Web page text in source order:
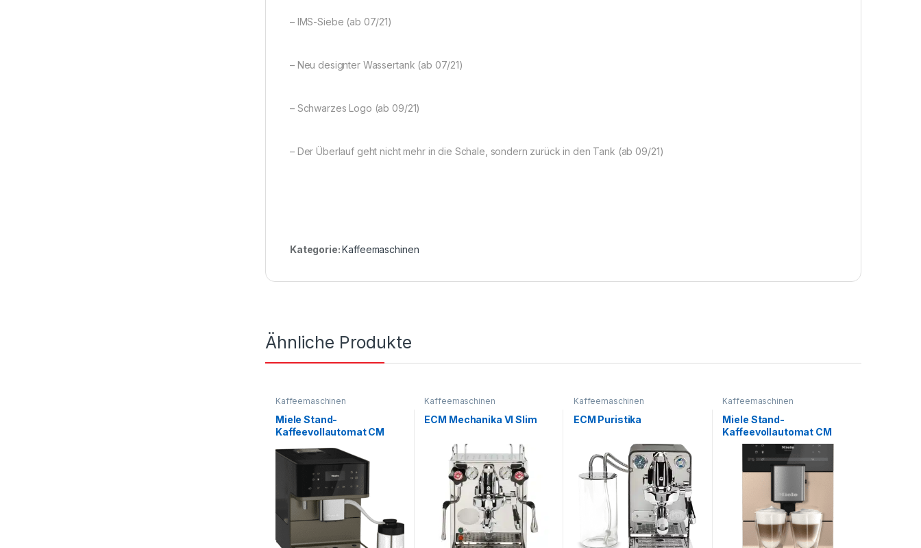
– IMS-Siebe (ab 07/21)
– Neu designter Wassertank (ab 07/21)
– Schwarzes Logo (ab 09/21)
– Der Überlauf geht nicht mehr in die Schale, sondern zurück in den Tank (ab 09/21)
Kategorie:Kaffeemaschinen
Ähnliche Produkte
Kaffeemaschinen
Miele Stand-
Kaffeevollautomat CM
Kaffeemaschinen
ECM Mechanika VI Slim
Kaffeemaschinen
ECM Puristika
Kaffeemaschinen
Miele Stand-
Kaffeevollautomat CM
5510 CH ROGOPF – B